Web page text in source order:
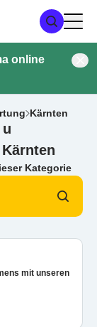
online
Kärnten
Kategorie
mit unseren